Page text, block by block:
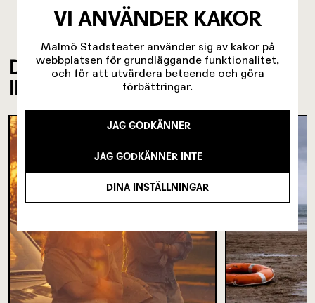
DU KANSKE ÄVEN ÄR
INTRESSERAD AV
VI ANVÄNDER KAKOR
Malmö Stadsteater använder sig av kakor på
webbplatsen för grundläggande funktionalitet,
och för att utvärdera beteende och göra
förbättringar.
JAG GODKÄNNER
JAG GODKÄNNER INTE
DINA INSTÄLLNINGAR